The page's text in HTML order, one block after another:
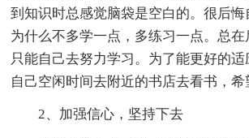
到知识时总感觉脑袋是空白的。很后
为什么不多学一点，多练习一点。总在
只能自己去努力学习。为了能更好的适
自己空闲时间去附近的书店去看书，希
2、加强信心，坚持下去